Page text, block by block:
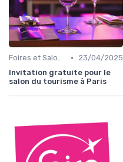
Foires et Salons Grand Public •
23/04/2025
Invitation gratuite pour le
salon du tourisme à Paris